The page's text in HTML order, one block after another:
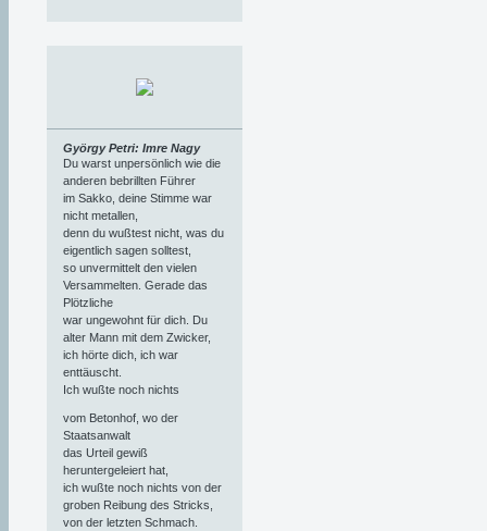
György Petri: Imre Nagy
Du warst unpersönlich wie die
anderen bebrillten Führer
im Sakko, deine Stimme war
nicht metallen,
denn du wußtest nicht, was du
eigentlich sagen solltest,
so unvermittelt den vielen
Versammelten. Gerade das
Plötzliche
war ungewohnt für dich. Du
alter Mann mit dem Zwicker,
ich hörte dich, ich war
enttäuscht.
Ich wußte noch nichts
vom Betonhof, wo der
Staatsanwalt
das Urteil gewiß
heruntergeleiert hat,
ich wußte noch nichts von der
groben Reibung des Stricks,
von der letzten Schmach.